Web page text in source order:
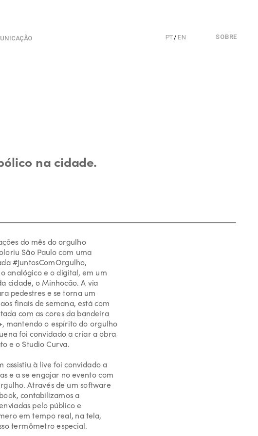
SOBRE
PT / EN
na cidade.
do mês do orgulho
São Paulo com uma
#JuntosComOrgulho,
analógico e o digital, em um
cidade, o Minhocão. A via
pedestres e se torna um
finais de semana, está com
com as cores da bandeira
mantendo o espírito do orgulho
foi convidado a criar a obra
assistiu à live foi convidado a
e a se engajar no evento com
Através de um software
contabilizamos a
pelo público e
em tempo real, na tela,